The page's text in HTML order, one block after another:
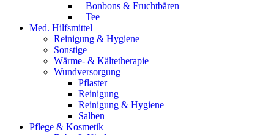
– Bonbons & Fruchtbären
– Tee
Med. Hilfsmittel
Reinigung & Hygiene
Sonstige
Wärme- & Kältetherapie
Wundversorgung
Pflaster
Reinigung
Reinigung & Hygiene
Salben
Pflege & Kosmetik